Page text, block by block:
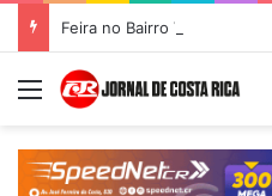
Menu